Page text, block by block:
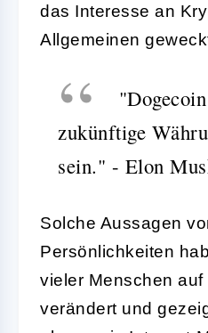
das Interesse an
Allgemeinen
zukünftige
sein." - Elon
Solche Aussagen
Persönlichkeiten
vieler Menschen auf
verändert und